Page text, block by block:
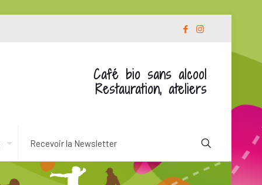
Recevoir la Newsletter
Café bio sans alcool
Restauration, ateliers